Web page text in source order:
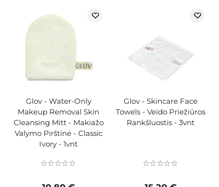
Glov - Water-Only
Makeup Removal Skin
Cleansing Mitt - Makiažo
Valymo Pirštinė - Classic
Ivory - 1vnt
Glov - Skincare Face
Towels - Veido Priežiūros
Rankšluostis - 3vnt